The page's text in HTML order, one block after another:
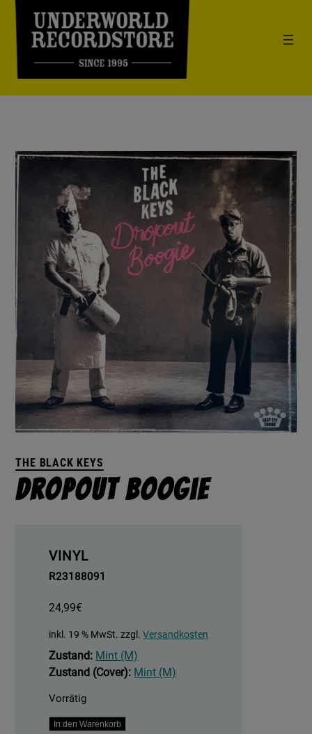
THE BLACK KEYS
Dropout Boogie
VINYL
R23188091
24,99€
inkl. 19 % MwSt. zzgl.Versandkosten
Zustand: Mint (M)
Zustand (Cover): Mint (M)
Vorrätig
Dropout
In den Warenkorb